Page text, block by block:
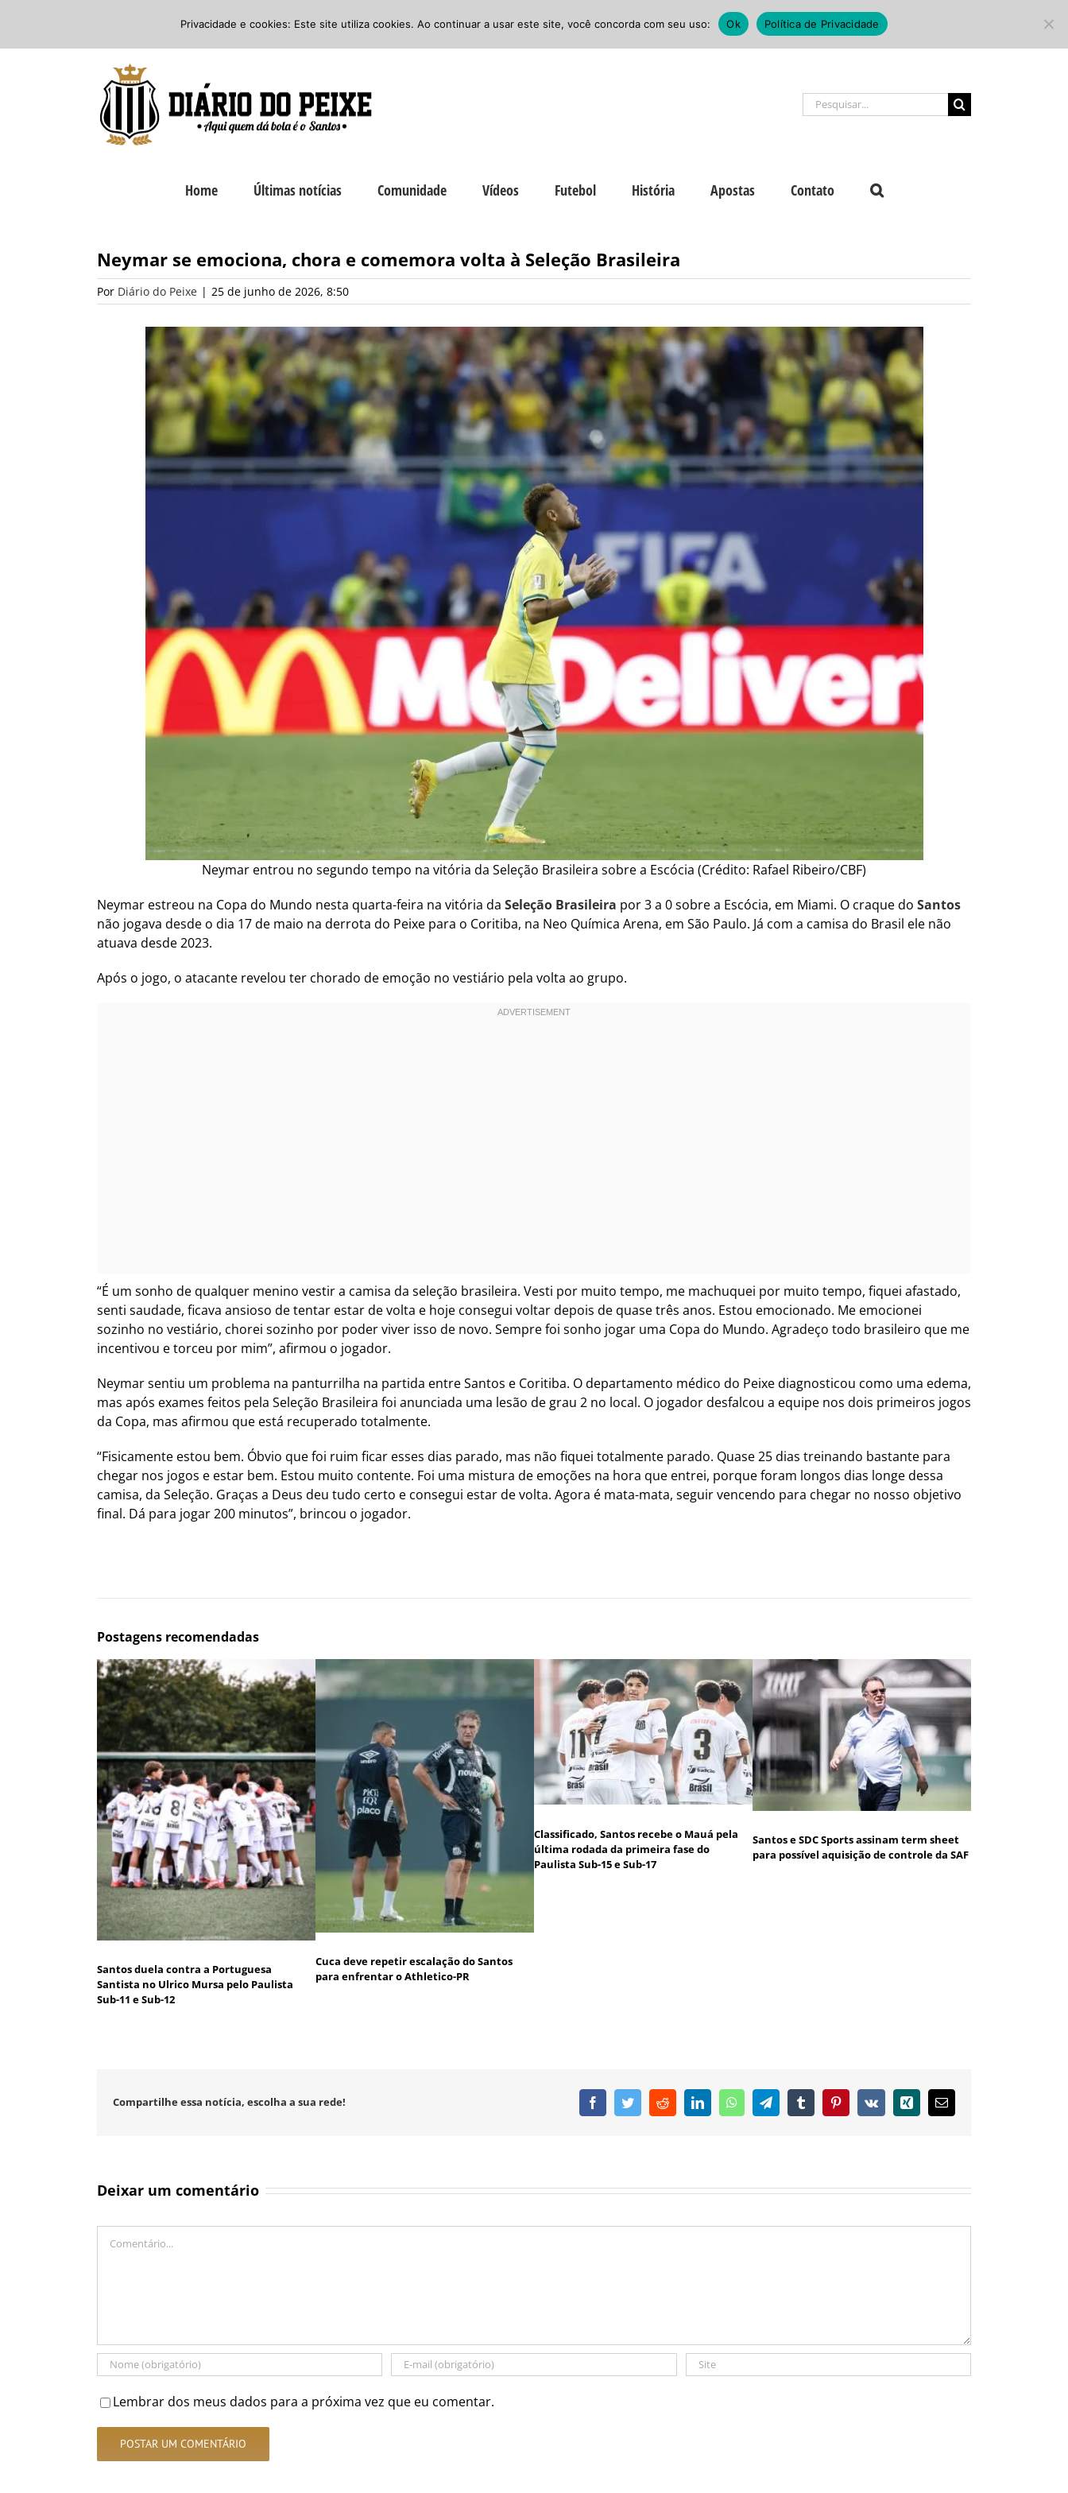
o
Facebook
Instagram
Buscar
resultados
Home Últimas notícias Comunidade Vídeos Futebol História Apostas Contato
Neymar se emociona, chora e comemora volta à Seleção Brasileira
Por Diário do Peixe | 25 de junho de 2026, 8:50
Neymar entrou no segundo tempo na vitória da Seleção Brasileira sobre a Escócia (Crédito: Rafael Ribeiro/CBF)
Neymar estreou na Copa do Mundo nesta quarta-feira na vitória da Seleção Brasileira por 3 a 0 sobre a Escócia, em Miami. O craque do Santos
não jogava desde o dia 17 de maio na derrota do Peixe para o Coritiba, na Neo Química Arena, em São Paulo. Já com a camisa do Brasil ele não
atuava desde 2023.
Após o jogo, o atacante revelou ter chorado de emoção no vestiário pela volta ao grupo.
“É um sonho de qualquer menino vestir a camisa da seleção brasileira. Vesti por muito tempo, me machuquei por muito tempo, fiquei afastado,
senti saudade, ficava ansioso de tentar estar de volta e hoje consegui voltar depois de quase três anos. Estou emocionado. Me emocionei
sozinho no vestiário, chorei sozinho por poder viver isso de novo. Sempre foi sonho jogar uma Copa do Mundo. Agradeço todo brasileiro que me
incentivou e torceu por mim”, afirmou o jogador.
Neymar sentiu um problema na panturrilha na partida entre Santos e Coritiba. O departamento médico do Peixe diagnosticou como uma edema,
mas após exames feitos pela Seleção Brasileira foi anunciada uma lesão de grau 2 no local. O jogador desfalcou a equipe nos dois primeiros jogos
da Copa, mas afirmou que está recuperado totalmente.
“Fisicamente estou bem. Óbvio que foi ruim ficar esses dias parado, mas não fiquei totalmente parado. Quase 25 dias treinando bastante para
chegar nos jogos e estar bem. Estou muito contente. Foi uma mistura de emoções na hora que entrei, porque foram longos dias longe dessa
camisa, da Seleção. Graças a Deus deu tudo certo e consegui estar de volta. Agora é mata-mata, seguir vencendo para chegar no nosso objetivo
final. Dá para jogar 200 minutos”, brincou o jogador.
Postagens recomendadas
Santos duela contra a Portuguesa
Santista no Ulrico Mursa pelo Paulista
Sub-11 e Sub-12
Cuca deve repetir escalação do Santos
para enfrentar o Athletico-PR
Classificado, Santos recebe o Mauá pela
última rodada da primeira fase do
Paulista Sub-15 e Sub-17
Santos e SDC Sports assinam term sheet
para possível aquisição de controle da SAF
Compartilhe essa notícia, escolha a sua rede! FacebookTwitterRedditLinkedInWhatsAppTelegramTumblr PinterestVk Xing
E-
mail
Deixar um comentário
Lembrar dos meus dados para a próxima vez que eu comentar.
Privacidade e cookies: Este site utiliza cookies. Ao continuar a usar este site, você concorda com seu uso: Ok Política de Privacidade